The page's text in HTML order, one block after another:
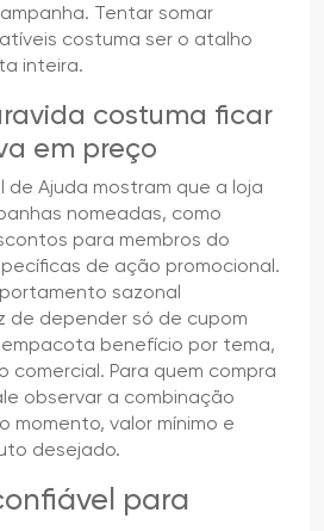
Tentar somar
costuma ser o atalho
inteira.
costuma ficar
em preço
de Ajuda mostram que a loja
nomeadas, como
para membros do
de ação promocional.
sazonal
de depender só de cupom
benefício por tema,
comercial. Para quem compra
observar a combinação
momento, valor mínimo e
desejado.
para